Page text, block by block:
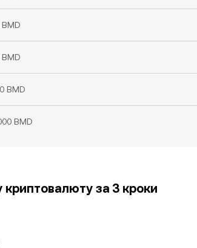
BMD
BMD
BMD
криптовалюту за 3 кроки